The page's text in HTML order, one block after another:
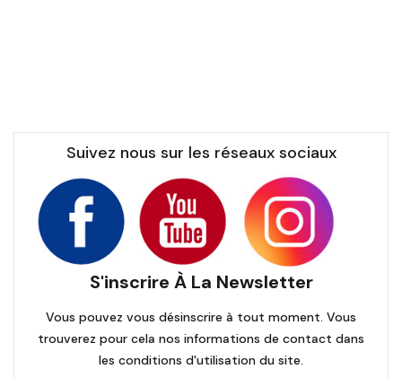
Suivez nous sur les réseaux sociaux
S'inscrire À La Newsletter
Vous pouvez vous désinscrire à tout moment. Vous
trouverez pour cela nos informations de contact dans
les conditions d'utilisation du site.